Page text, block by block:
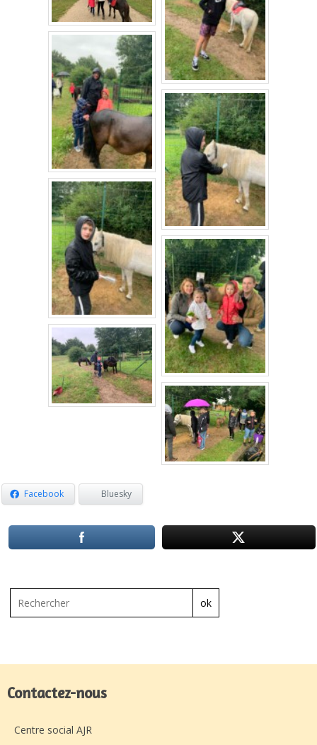
Facebook Bluesky
ok
Contactez-nous
Centre social AJR